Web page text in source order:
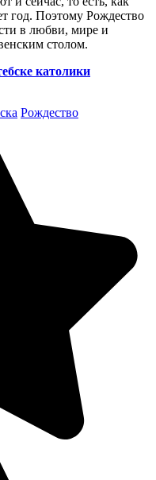
год. Поэтому Рождество
в любви, мире и
столом.
католики
Рождество